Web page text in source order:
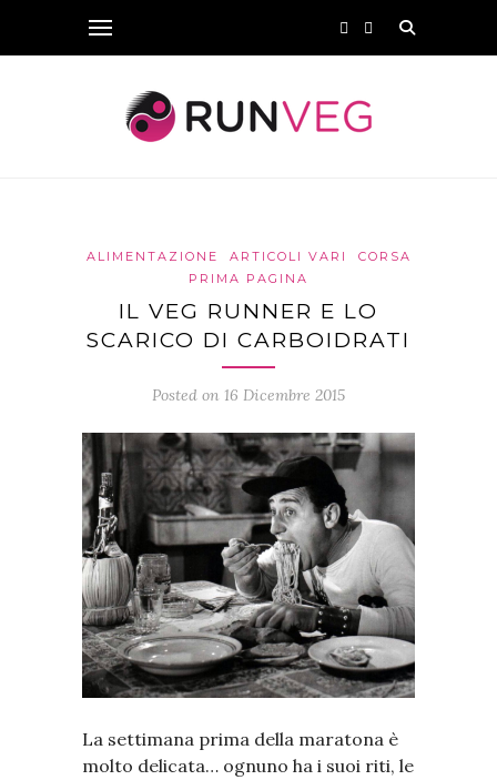
ALIMENTAZIONE ARTICOLI VARI
CORSA
PRIMA PAGINA
IL VEG RUNNER E LO
SCARICO DI CARBOIDRATI
Posted on 16 Dicembre 2015
La settimana prima della maratona è
molto delicata… ognuno ha i suoi riti, le